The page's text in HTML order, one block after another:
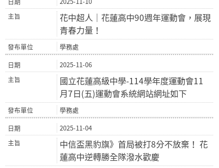
花中超人｜花蓮高中90週年運動會，展現
青春力量！
學務處
2025-11-06
國立花蓮高級中學-114學年度運動會11
月7日(五)運動會系統網站網址如下
學務處
2025-11-04
中信盃黑豹旗》首局被打8分不放棄！ 花
蓮高中逆轉勝全隊潑水歡慶